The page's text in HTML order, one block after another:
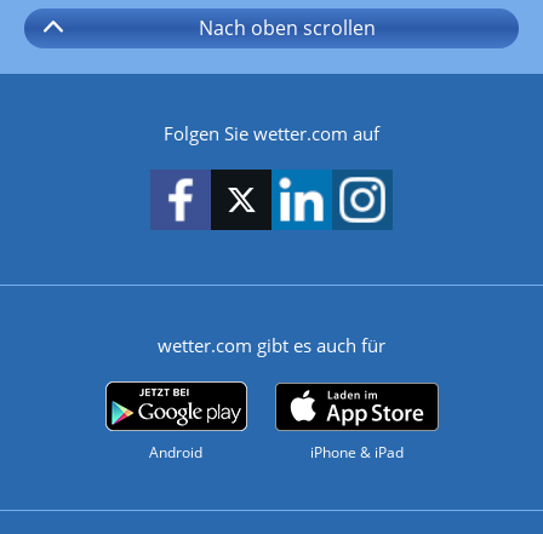
Nach oben scrollen
Folgen Sie wetter.com auf
wetter.com gibt es auch für
Android iPhone & iPad